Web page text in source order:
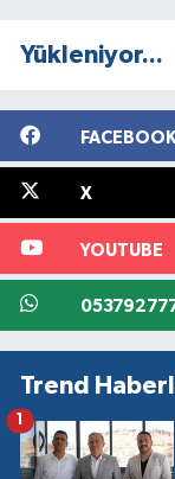
Yükleniyor...
FACEBOOK
X
YOUTUBE
Trend
1